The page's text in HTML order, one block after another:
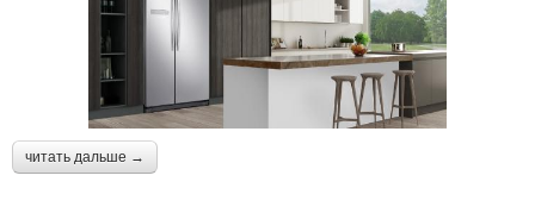
читать дальше →